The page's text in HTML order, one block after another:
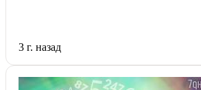
3 г. назад